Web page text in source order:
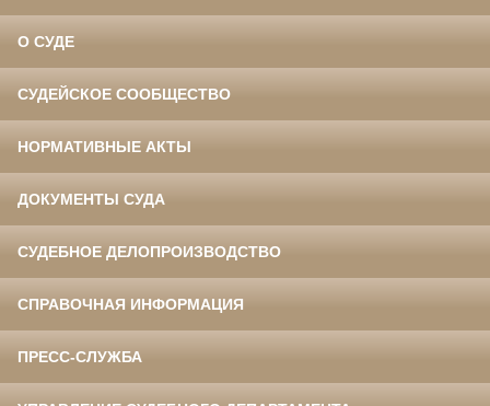
О СУДЕ
СУДЕЙСКОЕ СООБЩЕСТВО
НОРМАТИВНЫЕ АКТЫ
ДОКУМЕНТЫ СУДА
СУДЕБНОЕ ДЕЛОПРОИЗВОДСТВО
СПРАВОЧНАЯ ИНФОРМАЦИЯ
ПРЕСС-СЛУЖБА